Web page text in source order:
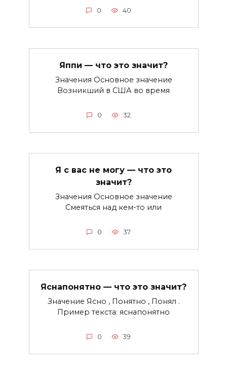
0 40
Яппи — что это значит?
Значения Основное значение
Возникший в США во время
0 32
Я с вас не могу — что это
значит?
Значения Основное значение
Смеяться над кем-то или
0 37
Яснапонятно — что это значит?
Значение Ясно , Понятно , Понял .
Пример текста: яснапонятно
0 39